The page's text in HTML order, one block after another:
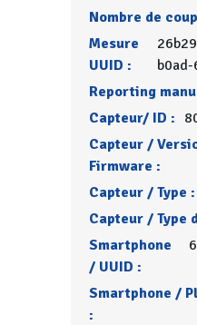
Nombre de
Mesure
UUID :
Reporting
Capteur/ ID :
Capteur /
Firmware :
Capteur / Type :
Capteur / Type
Smartphone
/ UUID :
Smartphone /
: